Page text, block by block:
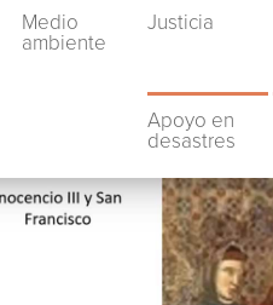
Medio
ambiente
Justicia
Apoyo en
desastres